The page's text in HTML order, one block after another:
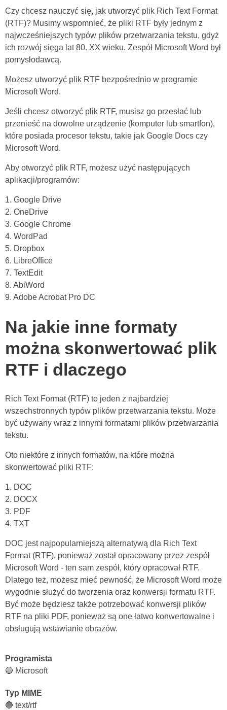
Czy chcesz nauczyć się, jak utworzyć plik Rich Text Format
(RTF)? Musimy wspomnieć, że pliki RTF były jednym z
najwcześniejszych typów plików przetwarzania tekstu, gdyż
ich rozwój sięga lat 80. XX wieku. Zespół Microsoft Word był
pomysłodawcą.
Możesz utworzyć plik RTF bezpośrednio w programie
Microsoft Word.
Jeśli chcesz otworzyć plik RTF, musisz go przesłać lub
przenieść na dowolne urządzenie (komputer lub smartfon),
które posiada procesor tekstu, takie jak Google Docs czy
Microsoft Word.
Aby otworzyć plik RTF, możesz użyć następujących
aplikacji/programów:
1. Google Drive
2. OneDrive
3. Google Chrome
4. WordPad
5. Dropbox
6. LibreOffice
7. TextEdit
8. AbiWord
9. Adobe Acrobat Pro DC
Na jakie inne formaty
można skonwertować plik
RTF i dlaczego
Rich Text Format (RTF) to jeden z najbardziej
wszechstronnych typów plików przetwarzania tekstu. Może
być używany wraz z innymi formatami plików przetwarzania
tekstu.
Oto niektóre z innych formatów, na które można
skonwertować pliki RTF:
1. DOC
2. DOCX
3. PDF
4. TXT
DOC jest najpopularniejszą alternatywą dla Rich Text
Format (RTF), ponieważ został opracowany przez zespół
Microsoft Word - ten sam zespół, który opracował RTF.
Dlatego też, możesz mieć pewność, że Microsoft Word może
wygodnie służyć do tworzenia oraz konwersji formatu RTF.
Być może będziesz także potrzebować konwersji plików
RTF na pliki PDF, ponieważ są one łatwo konwertowalne i
obsługują wstawianie obrazów.
Programista
🔵 Microsoft
Typ MIME
🔵 text/rtf